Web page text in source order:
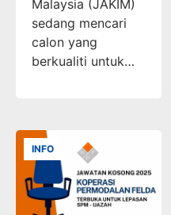
Malaysia (JAKIM)
sedang mencari
calon yang
berkualiti untuk…
INFO